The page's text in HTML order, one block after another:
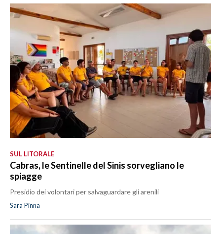
SUL LITORALE
Cabras, le Sentinelle del Sinis sorvegliano le
spiagge
Presidio dei volontari per salvaguardare gli arenili
Sara Pinna